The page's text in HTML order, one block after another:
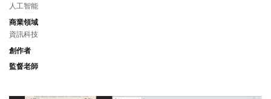
人工智能
商業領域
資訊科技
創作者
監督老師